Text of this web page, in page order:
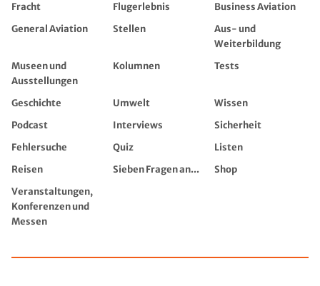
Fracht
Flugerlebnis
Business Aviation
General Aviation
Stellen
Aus- und
Weiterbildung
Museen und
Ausstellungen
Kolumnen Tests
Geschichte Umwelt
Wissen
Podcast
Interviews
Sicherheit
Fehlersuche
Quiz
Listen
Reisen
Sieben Fragen an...
Shop
Veranstaltungen,
Konferenzen und
Messen